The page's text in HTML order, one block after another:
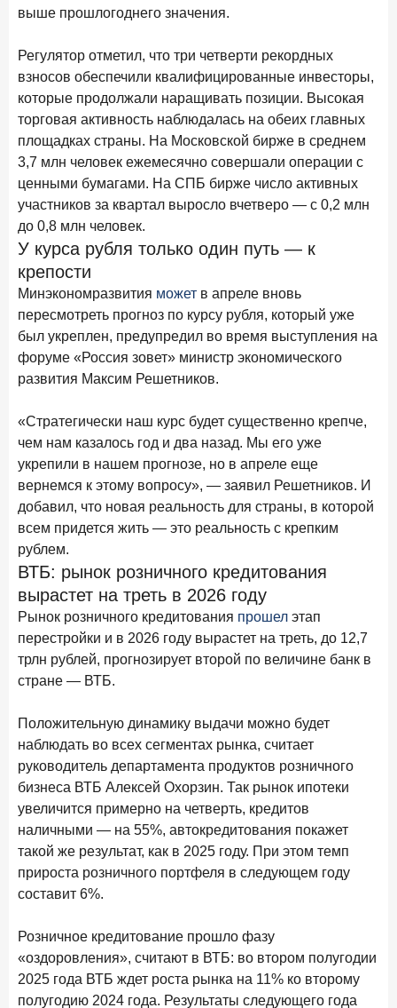
8 июня 2026 года ИССЛЕДОВАНИЕ
По итогам мая 2026 года объем выдач кредитов
составил 993,8 млрд руб.
4 июня 2026 года
Синергия интеллектов: будущее контакт-центров в
партнерстве человека и технологий
1 июня 2026 года
В борьбе за сбережения россиян банки учатся
понимать контекст
28 мая 2026 года
Доверие становится главным фактором на рынке
Private banking
25 мая 2026 года
Ипотека в России: итоги апреля 2026 года в цифрах
«Ни один зарубежный private банк не может
сравниться с российским»
6 мая 2026 года ИССЛЕДОВАНИЕ
По итогам апреля 2026 года объем выдач кредитов
составил 968 млрд руб.
29 апреля 2026 года
Конкуренция на рынке инвестиционно-страховых
продуктов усиливается
28 апреля 2026 года ИССЛЕДОВАНИЕ
Привязанность побеждает ставку? Как выбирают банк
для сбережений в 2026 году
Банки скорректировали доходность вкладов после
снижения ключевой ставки до 14,5%
Цифра дня
Средняя ставка по ипотеке на первичном рынке
6,9%
+0,85 п.п.
год к году
Frank Data. Ипотека
24 апреля 2026 года
Ипотека. Итоги работы крупнейших ипотечных банков
в марте 2026 года
выше прошлогоднего значения.
Регулятор отметил, что три четверти рекордных
взносов обеспечили квалифицированные инвесторы,
которые продолжали наращивать позиции. Высокая
торговая активность наблюдалась на обеих главных
площадках страны. На Московской бирже в среднем
3,7 млн человек ежемесячно совершали операции с
ценными бумагами. На СПБ бирже число активных
участников за квартал выросло вчетверо — с 0,2 млн
до 0,8 млн человек.
У курса рубля только один путь — к
крепости
Минэкономразвития может в апреле вновь
пересмотреть прогноз по курсу рубля, который уже
был укреплен, предупредил во время выступления на
форуме «Россия зовет» министр экономического
развития Максим Решетников.
«Стратегически наш курс будет существенно крепче,
чем нам казалось год и два назад. Мы его уже
укрепили в нашем прогнозе, но в апреле еще
вернемся к этому вопросу», — заявил Решетников. И
добавил, что новая реальность для страны, в которой
всем придется жить — это реальность с крепким
рублем.
ВТБ: рынок розничного кредитования
вырастет на треть в 2026 году
Рынок розничного кредитования прошел этап
перестройки и в 2026 году вырастет на треть, до 12,7
трлн рублей, прогнозирует второй по величине банк в
стране — ВТБ.
Положительную динамику выдачи можно будет
наблюдать во всех сегментах рынка, считает
руководитель департамента продуктов розничного
бизнеса ВТБ Алексей Охорзин. Так рынок ипотеки
увеличится примерно на четверть, кредитов
наличными — на 55%, автокредитования покажет
такой же результат, как в 2025 году. При этом темп
прироста розничного портфеля в следующем году
составит 6%.
Розничное кредитование прошло фазу
«оздоровления», считают в ВТБ: во втором полугодии
2025 года ВТБ ждет роста рынка на 11% ко второму
полугодию 2024 года. Результаты следующего года